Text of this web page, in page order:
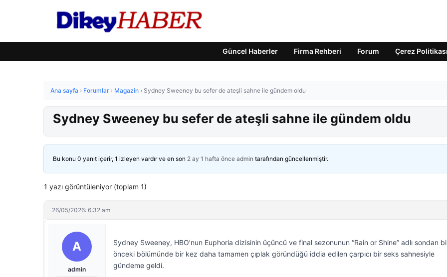
Güncel Haberler Firma Rehberi Forum Çerez Politikası
Ana sayfa › Forumlar › Magazin › Sydney Sweeney bu sefer de ateşli sahne ile gündem oldu
Sydney Sweeney bu sefer de ateşli sahne ile gündem oldu
Bu konu 0 yanıt içerir, 1 izleyen vardır ve en son 2 ay 1 hafta önce admin tarafından güncellenmiştir.
1 yazı görüntüleniyor (toplam 1)
26/05/2026: 6:32 am
A
admin
Sydney Sweeney, HBO’nun Euphoria dizisinin üçüncü ve final sezonunun “Rain or Shine” adlı sondan
önceki bölümünde bir kez daha tamamen çıplak göründüğü iddia edilen çarpıcı bir seks sahnesiyle
gündeme geldi.